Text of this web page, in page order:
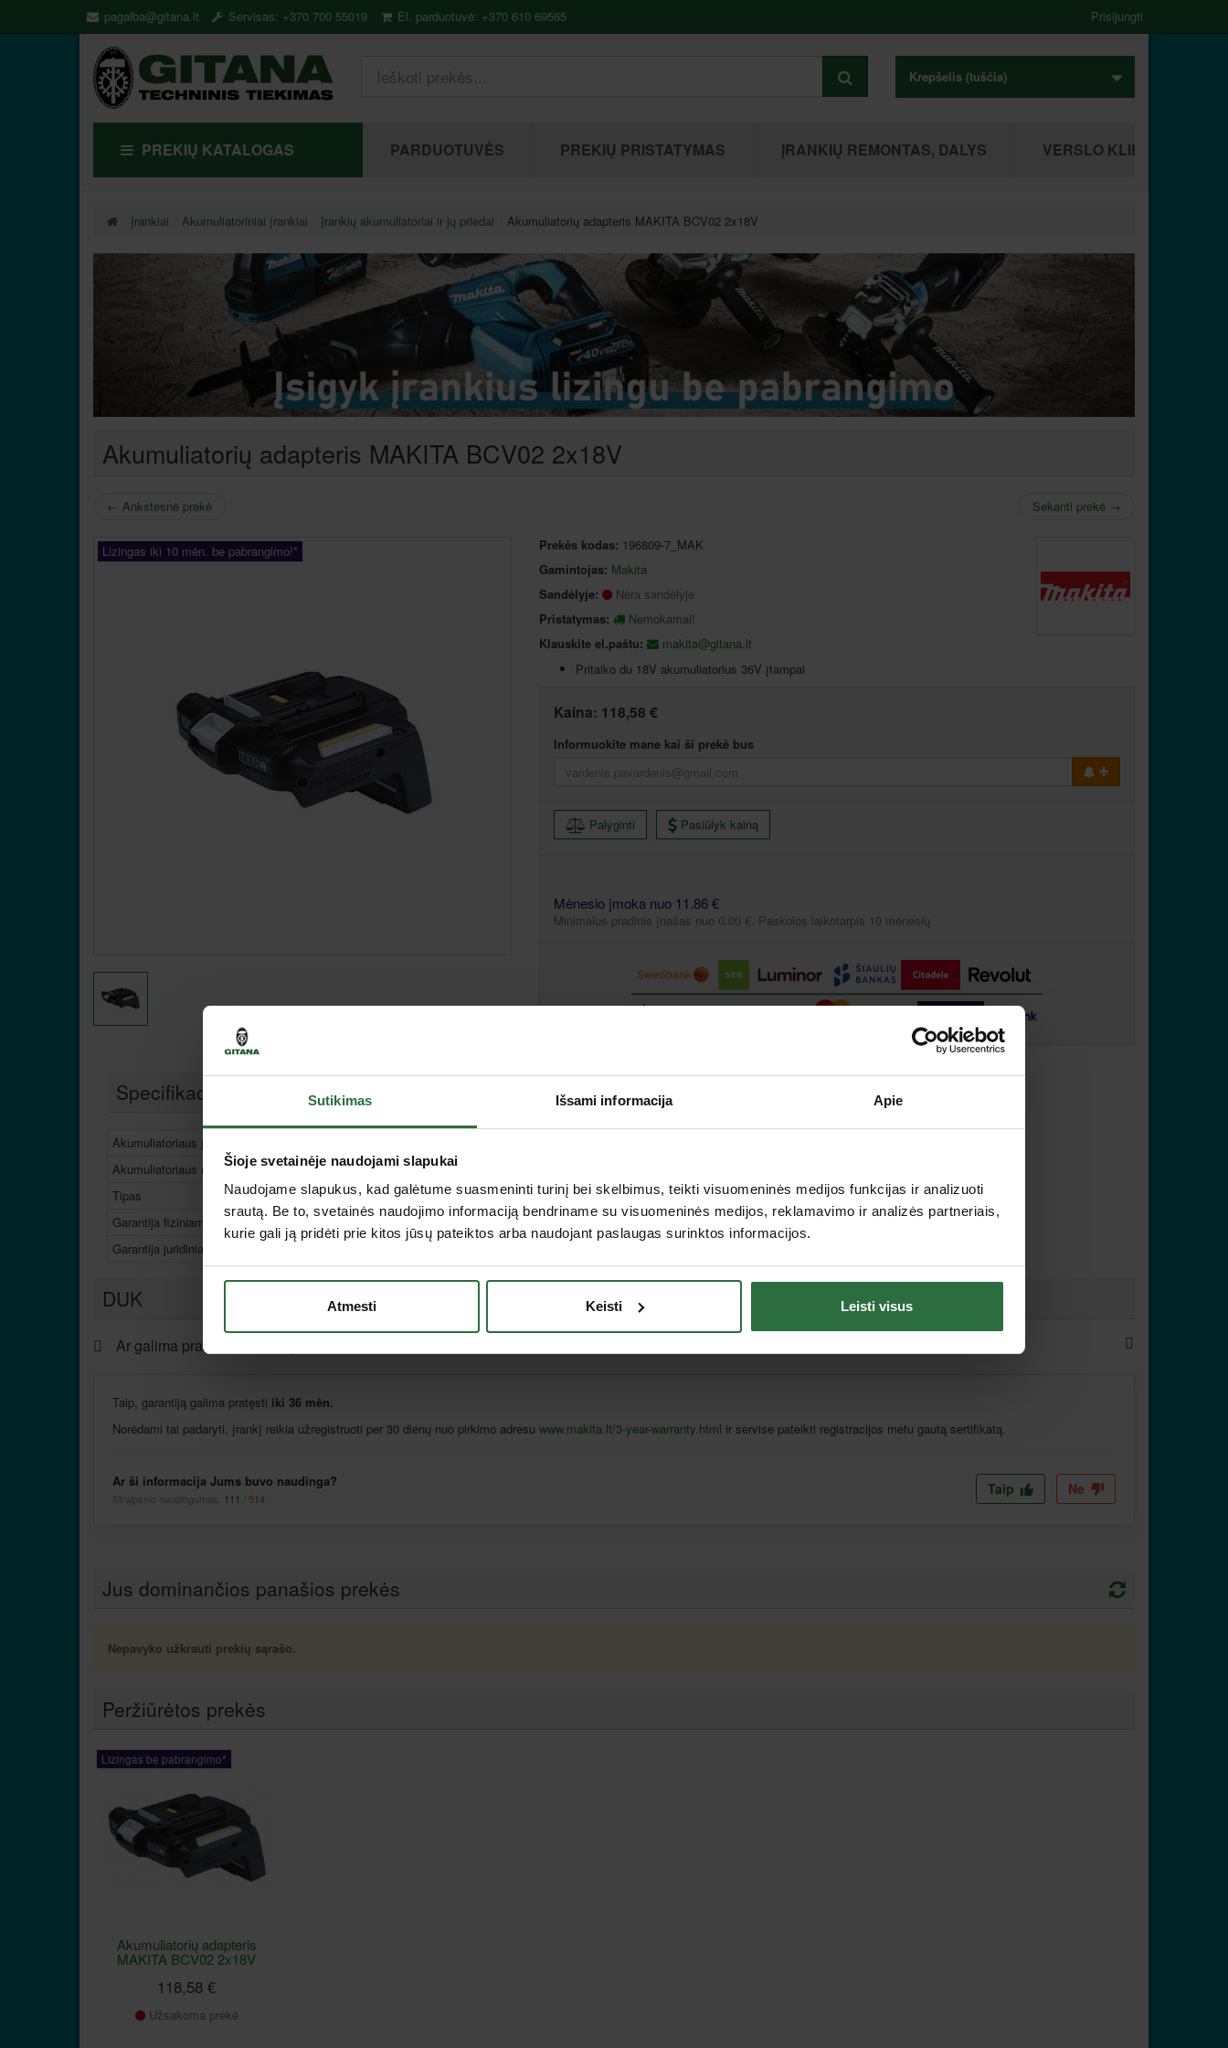
Sutikimas Išsami informacija Apie
Šioje svetainėje naudojami slapukai
Naudojame slapukus, kad galėtume suasmeninti turinį bei skelbimus, teikti visuomeninės medijos funkcijas ir analizuoti
srautą. Be to, svetainės naudojimo informaciją bendriname su visuomeninės medijos, reklamavimo ir analizės partneriais,
kurie gali ją pridėti prie kitos jūsų pateiktos arba naudojant paslaugas surinktos informacijos.
Atmesti Keisti Leisti visus
pagalba@gitana.lt Servisas: +370 700 55019 El. parduotuvė: +370 610 69565 Prisijungti
Krepšelis (tuščia)
PREKIŲ KATALOGAS PARDUOTUVĖS PREKIŲ PRISTATYMAS ĮRANKIŲ REMONTAS, DALYS VERSLO KLIENTAMS
Įrankiai Akumuliatoriniai įrankiai Įrankių akumuliatoriai ir jų priedai Akumuliatorių adapteris MAKITA BCV02 2x18V
Akumuliatorių adapteris MAKITA BCV02 2x18V
← Ankstesnė prekė Sekanti prekė →
Lizingas iki 10 mėn. be pabrangimo!* Prekės kodas: 196809-7_MAK
Gamintojas: Makita
Sandėlyje:
Nėra sandėlyje
Pristatymas:
Nemokamai!
Klauskite el.paštu:
makita@gitana.lt
Pritaiko du 18V akumuliatorius 36V įtampai
Kaina: 118,58 €
Informuokite mane kai ši prekė bus
Palyginti Pasiūlyk kainą
Mėnesio įmoka nuo 11.86 €
Minimalus pradinis įnašas nuo 0.00 €. Paskolos laikotarpis 10 mėnesių.
Specifikacija
Akumuliatoriaus įtampa
Akumuliatoriaus medžiaga
Li-ion
Tipas
Adapteriai
Garantija fiziniams asmenims, mėn.
24
Garantija juridiniams asmenims, mėn.
DUK
Ar galima pratęsti MAKITA įrankio garantiją?
Taip, garantiją galima pratęsti iki 36 mėn.
Norėdami tai padaryti, įrankį reikia užregistruoti per 30 dienų nuo pirkimo adresu www.makita.lt/3-year-warranty.html ir servise pateikti registracijos metu gautą sertifikatą.
Ar ši informacija Jums buvo naudinga?
Straipsnio naudingumas: 111 514
Taip Ne
Jus dominančios panašios prekės
Nepavyko užkrauti prekių sąrašo.
Peržiūrėtos prekės
Lizingas be pabrangimo*
Akumuliatorių adapteris
MAKITA BCV02 2x18V
118,58 €
Užsakoma prekė